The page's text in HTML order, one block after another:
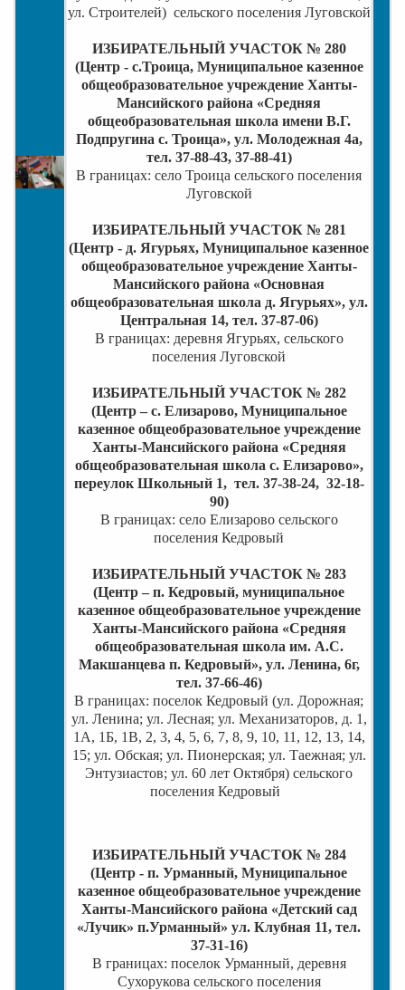
ул. Строителей) сельского поселения Луговской
ИЗБИРАТЕЛЬНЫЙ УЧАСТОК № 280
(Центр - с.Троица, Муниципальное казенное
общеобразовательное учреждение Ханты-
Мансийского района «Средняя
общеобразовательная школа имени В.Г.
Подпругина с. Троица», ул. Молодежная 4а,
тел. 37-88-43, 37-88-41)
В границах: село Троица сельского поселения
Луговской
ИЗБИРАТЕЛЬНЫЙ УЧАСТОК № 281
(Центр - д. Ягурьях, Муниципальное казенное
общеобразовательное учреждение Ханты-
Мансийского района «Основная
общеобразовательная школа д. Ягурьях», ул.
Центральная 14, тел. 37-87-06)
В границах: деревня Ягурьях, сельского
поселения Луговской
ИЗБИРАТЕЛЬНЫЙ УЧАСТОК № 282
(Центр – с. Елизарово, Муниципальное
казенное общеобразовательное учреждение
Ханты-Мансийского района «Средняя
общеобразовательная школа с. Елизарово»,
переулок Школьный 1, тел. 37-38-24, 32-18-
90)
В границах: село Елизарово сельского
поселения Кедровый
ИЗБИРАТЕЛЬНЫЙ УЧАСТОК № 283
(Центр – п. Кедровый, муниципальное
казенное общеобразовательное учреждение
Ханты-Мансийского района «Средняя
общеобразовательная школа им. А.С.
Макшанцева п. Кедровый», ул. Ленина, 6г,
тел. 37-66-46)
В границах: поселок Кедровый (ул. Дорожная;
ул. Ленина; ул. Лесная; ул. Механизаторов, д. 1,
1А, 1Б, 1В, 2, 3, 4, 5, 6, 7, 8, 9, 10, 11, 12, 13, 14,
15; ул. Обская; ул. Пионерская; ул. Таежная; ул.
Энтузиастов; ул. 60 лет Октября) сельского
поселения Кедровый
ИЗБИРАТЕЛЬНЫЙ УЧАСТОК № 284
(Центр - п. Урманный, Муниципальное
казенное общеобразовательное учреждение
Ханты-Мансийского района «Детский сад
«Лучик» п.Урманный» ул. Клубная 11, тел.
37-31-16)
В границах: поселок Урманный, деревня
Сухорукова сельского поселения